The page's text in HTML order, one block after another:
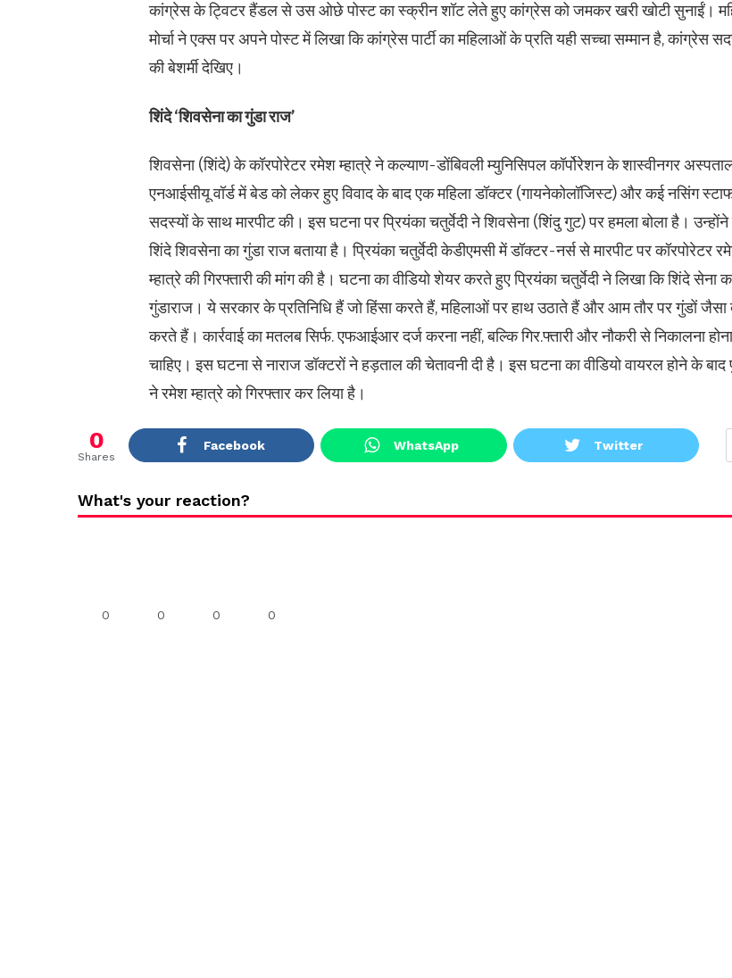
कांग्रेस के ट्विटर हैंडल से उस ओछे पोस्ट का स्क्रीन शॉट लेते हुए कांग्रेस को जमकर खरी खोटी सुनाईं।
मोर्चा ने एक्स पर अपने पोस्ट में लिखा कि कांग्रेस पार्टी का महिलाओं के प्रति यही सच्चा सम्मान है, कांग्रेस
की बेशर्मी देखिए।
शिंदे ‘शिवसेना का गुंडा राज’
शिवसेना (शिंदे) के कॉरपोरेटर रमेश म्हात्रे ने कल्याण-डोंबिवली म्युनिसिपल कॉर्पोरेशन के शास्वीनगर
एनआईसीयू वॉर्ड में बेड को लेकर हुए विवाद के बाद एक महिला डॉक्टर (गायनेकोलॉजिस्ट) और कई नसिंग
सदस्यों के साथ मारपीट की। इस घटना पर प्रियंका चतुर्वेदी ने शिवसेना (शिंदु गुट) पर हमला बोला है।
शिंदे शिवसेना का गुंडा राज बताया है। प्रियंका चतुर्वेदी केडीएमसी में डॉक्टर-नर्स से मारपीट पर कॉरपोरेटर
म्हात्रे की गिरफ्तारी की मांग की है। घटना का वीडियो शेयर करते हुए प्रियंका चतुर्वेदी ने लिखा कि शिंदे सेना
गुंडाराज। ये सरकार के प्रतिनिधि हैं जो हिंसा करते हैं, महिलाओं पर हाथ उठाते हैं और आम तौर पर गुंडों जैसा
करते हैं। कार्रवाई का मतलब सिर्फ. एफआईआर दर्ज करना नहीं, बल्कि गिर.फ्तारी और नौकरी से निकालना होना
चाहिए। इस घटना से नाराज डॉक्टरों ने हड़ताल की चेतावनी दी है। इस घटना का वीडियो वायरल होने के
ने रमेश म्हात्रे को गिरफ्तार कर लिया है।
0
Shares
Facebook WhatsApp Twitter
What's your reaction?
0 0 0 0